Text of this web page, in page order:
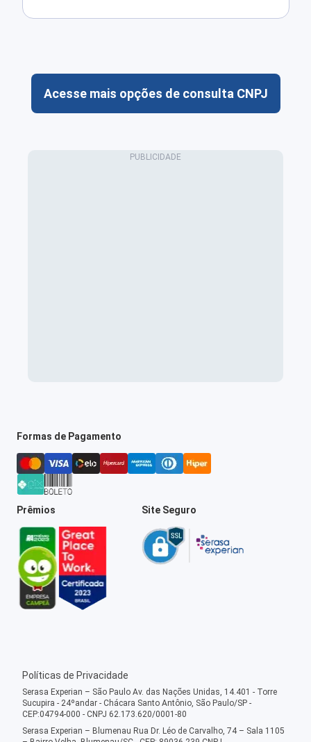
Acesse mais opções de consulta CNPJ
Formas de Pagamento
Prêmios Site Seguro
Políticas de Privacidade
Serasa Experian – São Paulo Av. das Nações Unidas, 14.401 - Torre
Sucupira - 24ºandar - Chácara Santo Antônio, São Paulo/SP -
CEP:04794-000 - CNPJ 62.173.620/0001-80
Serasa Experian – Blumenau Rua Dr. Léo de Carvalho, 74 – Sala 1105